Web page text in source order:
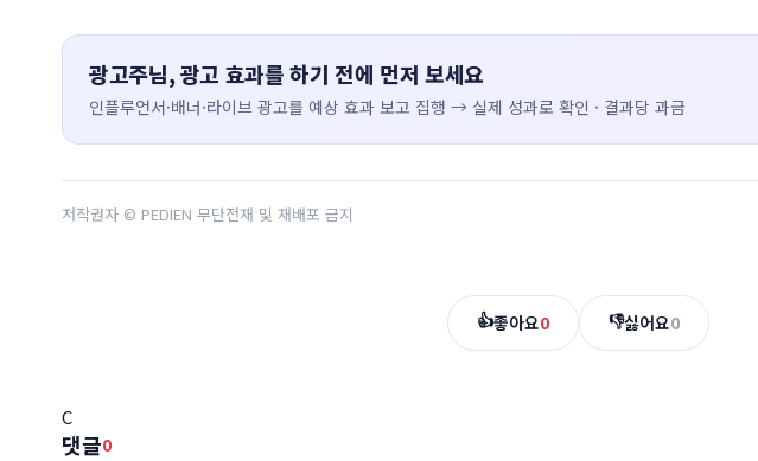
광고주님, 광고 효과를 하기 전에 먼저 보세요
인플루언서·배너·라이브 광고를 예상 효과 보고 집행 → 실제 성과로 확인 · 결과당 과금
저작권자 © PEDIEN 무단전재 및 재배포 금지
👍좋아요0 👎싫어요0
C
댓글0